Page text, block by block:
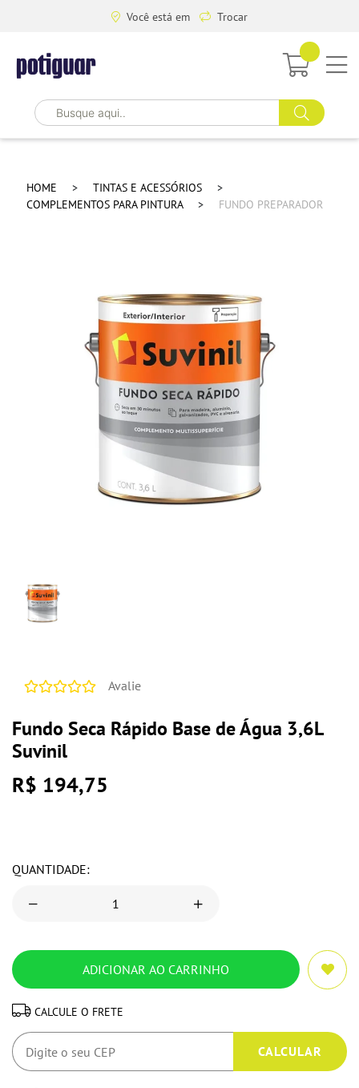
Você está em Trocar
HOME
TINTAS E ACESSÓRIOS
COMPLEMENTOS PARA PINTURA
FUNDO PREPARADOR
Avalie
Fundo Seca Rápido Base de Água 3,6L
Suvinil
R$ 194,75
QUANTIDADE:
CALCULE O FRETE